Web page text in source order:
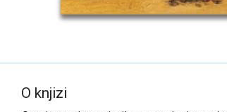
O knjizi